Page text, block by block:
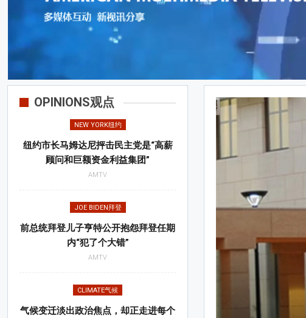
OPINIONS观点
NEW YORK纽约
纽约市长马姆达尼抨击民主党是“高薪
顾问和巨额资金利益集团”
AMTV
JOE BIDEN拜登
前总统拜登儿子亨特公开抱怨拜登任期
内“犯了个大错”
AMTV
CLIMATE气候
气候变迁淡出政治焦点，却正走进每个